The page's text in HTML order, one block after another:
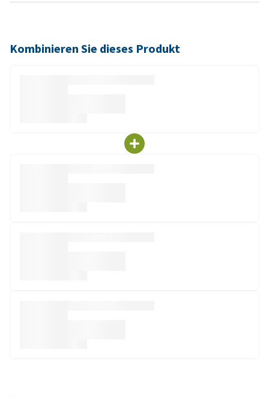
Kombinieren Sie dieses Produkt